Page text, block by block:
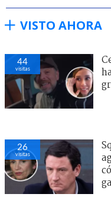
VISTO AHORA
44
visitas
26
visitas